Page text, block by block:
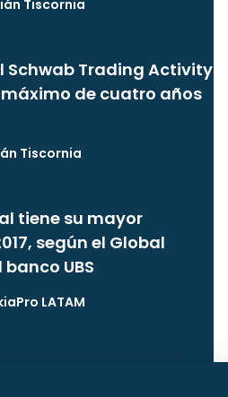
Tiscornia
Schwab Trading Activity
de cuatro años
Tiscornia
tiene su mayor
según el Global
UBS
LATAM